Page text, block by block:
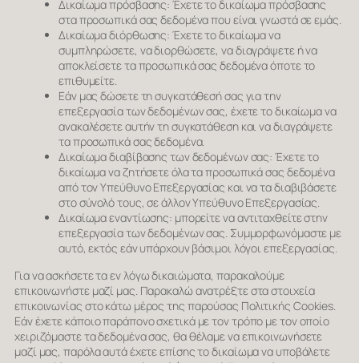
Δικαίωμα πρόσβασης: Έχετε το δικαίωμα πρόσβασης
στα προσωπικά σας δεδομένα που είναι γνωστά σε εμάς.
Δικαίωμα διόρθωσης: Έχετε το δικαίωμα να
συμπληρώσετε, να διορθώσετε, να διαγράψετε ή να
αποκλείσετε τα προσωπικά σας δεδομένα όποτε το
επιθυμείτε.
Εάν μας δώσετε τη συγκατάθεσή σας για την
επεξεργασία των δεδομένων σας, έχετε το δικαίωμα να
ανακαλέσετε αυτήν τη συγκατάθεση και να διαγράψετε
τα προσωπικά σας δεδομένα.
Δικαίωμα διαβίβασης των δεδομένων σας: Έχετε το
δικαίωμα να ζητήσετε όλα τα προσωπικά σας δεδομένα
από τον Υπεύθυνο Επεξεργασίας και να τα διαβιβάσετε
στο σύνολό τους, σε άλλον Υπεύθυνο Επεξεργασίας.
Δικαίωμα εναντίωσης: μπορείτε να αντιταχθείτε στην
επεξεργασία των δεδομένων σας. Συμμορφωνόμαστε με
αυτό, εκτός εάν υπάρχουν βάσιμοι λόγοι επεξεργασίας.
Για να ασκήσετε τα εν λόγω δικαιώματα, παρακαλούμε
επικοινωνήστε μαζί μας. Παρακαλώ ανατρέξτε στα στοιχεία
επικοινωνίας στο κάτω μέρος της παρούσας Πολιτικής Cookies.
Εάν έχετε κάποιο παράπονο σχετικά με τον τρόπο με τον οποίο
χειριζόμαστε τα δεδομένα σας, θα θέλαμε να επικοινωνήσετε
μαζί μας, παρόλα αυτά έχετε επίσης το δικαίωμα να υποβάλετε